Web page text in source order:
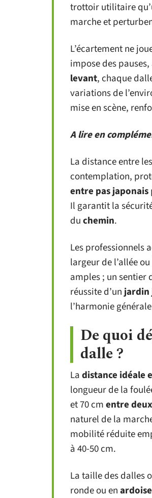
trottoir utilitaire
marche et
L’écartement ne
impose des
levant, chaque
variations de
mise en scène,
A lire en
La distance entre
contemplation,
entre pas japonais
Il garantit la
duchemin.
Les professionnels
largeur de l’allée
amples ; un sentier
réussite d’unjardin
l’harmonie
De quoi
dalle ?
Ladistance idéale
longueur de la
et 70 cmentre
naturel de la
mobilité réduite
à 40-50 cm.
La taille des dalles
ronde ou en